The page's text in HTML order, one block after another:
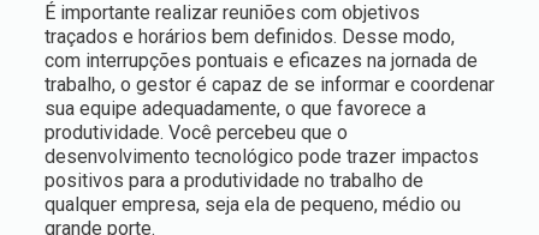
É importante realizar reuniões com objetivos
traçados e horários bem definidos. Desse modo,
com interrupções pontuais e eficazes na jornada de
trabalho, o gestor é capaz de se informar e coordenar
sua equipe adequadamente, o que favorece a
produtividade. Você percebeu que o
desenvolvimento tecnológico pode trazer impactos
positivos para a produtividade no trabalho de
qualquer empresa, seja ela de pequeno, médio ou
grande porte.